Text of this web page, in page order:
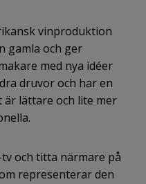
vinproduktion
gamla och ger
med nya idéer
druvor och har en
lättare och lite mer
och titta närmare på
representerar den